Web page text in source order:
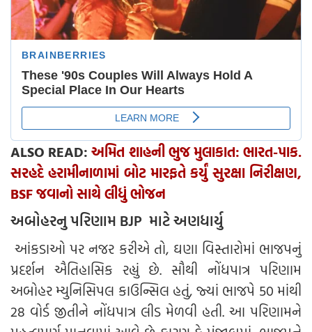
ALSO READ:અમિત શાહની ભુજ મુલાકાત: ભારત-પાક.
સરહદે હરામીનાળામાં બોટ મારફતે કર્યું સુરક્ષા નિરીક્ષણ,
BSF જવાનો સાથે લીધું ભોજન
અબોહરનુ પરિણામ BJP માટે અણધાર્યુ
આંકડાઓ પર નજર કરીએ તો, ઘણા વિસ્તારોમાં ભાજપનું
પ્રદર્શન ઐતિહાસિક રહ્યું છે. સૌથી નોંધપાત્ર પરિણામ
અબોહર મ્યુનિસિપલ કાઉન્સિલ હતું, જ્યાં ભાજપે 50 માંથી
28 વોર્ડ જીતીને નોંધપાત્ર લીડ મેળવી હતી. આ પરિણામને